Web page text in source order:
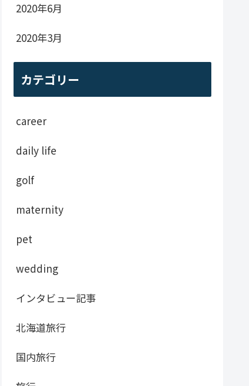
2020年6月
2020年3月
カテゴリー
career
daily life
golf
maternity
pet
wedding
インタビュー記事
北海道旅行
国内旅行